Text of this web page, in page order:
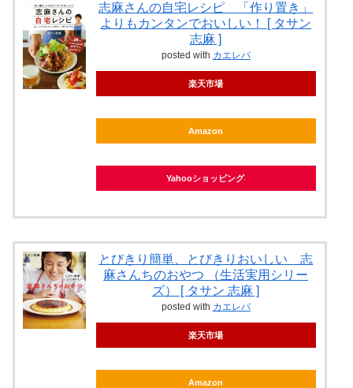
志麻さんの自宅レシピ 「作り置き」
よりもカンタンでおいしい！ [ タサン
志麻 ]
posted with カエレバ
楽天市場
Amazon
Yahooショッピング
とびきり簡単、とびきりおいしい 志
麻さんちのおやつ （生活実用シリー
ズ） [ タサン 志麻 ]
posted with カエレバ
楽天市場
Amazon